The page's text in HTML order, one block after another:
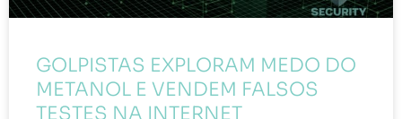
GOLPISTAS EXPLORAM MEDO DO
METANOL E VENDEM FALSOS
TESTES NA INTERNET